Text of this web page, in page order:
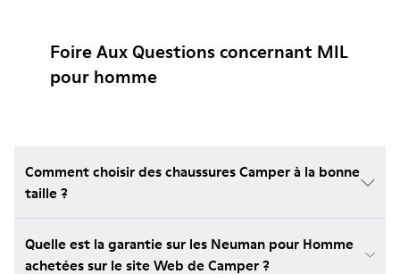
Foire Aux Questions concernant MIL
pour homme
Comment choisir des chaussures Camper à la bonne
taille ?
Quelle est la garantie sur les Neuman pour Homme
achetées sur le site Web de Camper ?